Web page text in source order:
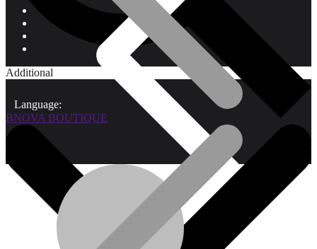
Qui sommes-nous?
Additional
Language:
BNOVA BOUTIQUE